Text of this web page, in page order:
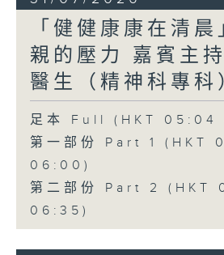
「健健康康在清
親的壓力 嘉賓主
醫生（精神科專科
足本 Full (HKT 05:04
第一部份 Part 1 (HKT
06:00)
第二部份 Part 2 (HKT
06:35)